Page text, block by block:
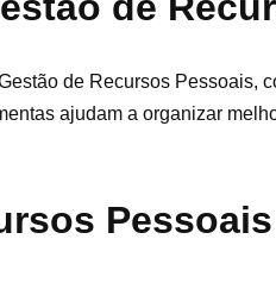
de Recursos Pessoais,
ajudam a organizar